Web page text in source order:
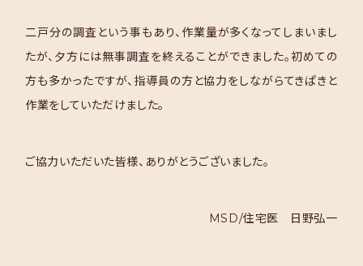
二戸分の調査という事もあり、作業量が多くなってしまいまし
たが、夕方には無事調査を終えることができました。初めての
方も多かったですが、指導員の方と協力をしながらてきぱきと
作業をしていただけました。
ご協力いただいた皆様、ありがとうございました。
MSD/住宅医 日野弘一